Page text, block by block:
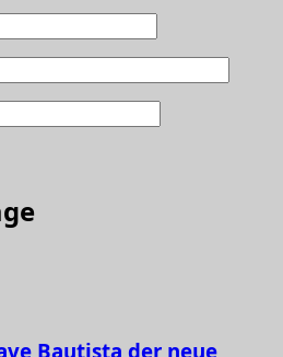
Bautista der neue